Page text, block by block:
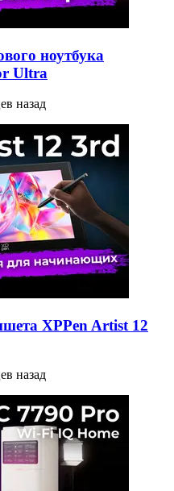
ноутбука
Ultra
назад
XPPen Artist 12
назад